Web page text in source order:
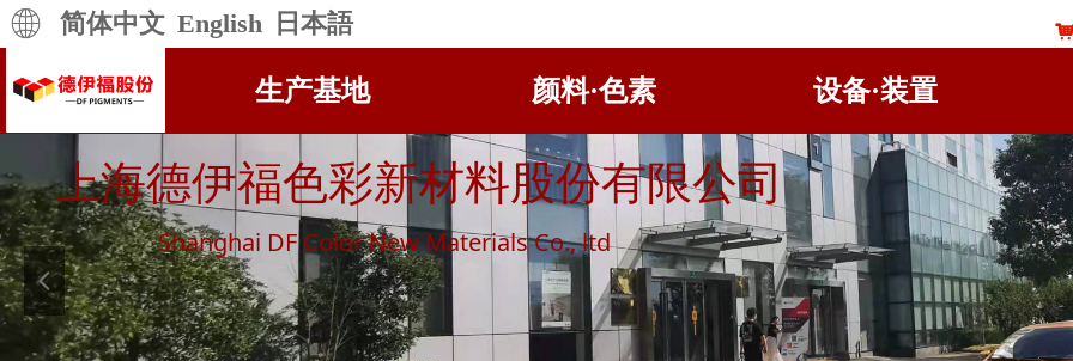
生产基地 颜料·色素 设备·装置
上海德伊福色彩新材料股份有限公司
Shanghai DF Color New Materials Co., ltd
넳
简体中文 English 日本語 낙